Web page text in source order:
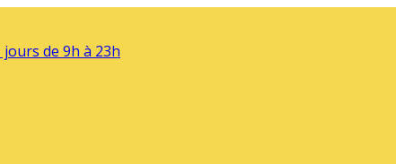
de 9h à 23h